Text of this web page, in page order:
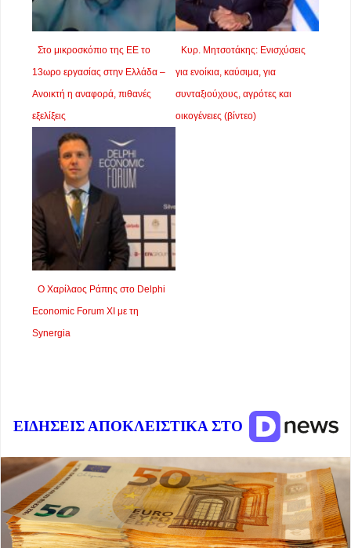
Στο μικροσκόπιο της ΕΕ το
13ωρο εργασίας στην Ελλάδα –
Ανοικτή η αναφορά, πιθανές
εξελίξεις
Κυρ. Μητσοτάκης: Ενισχύσεις
για ενοίκια, καύσιμα, για
συνταξιούχους, αγρότες και
οικογένειες (βίντεο)
Ο Χαρίλαος Ράπης στο Delphi
Economic Forum XI με τη
Synergia
ΕΙΔΗΣΕΙΣ ΑΠΟΚΛΕΙΣΤΙΚΑ ΣΤΟ